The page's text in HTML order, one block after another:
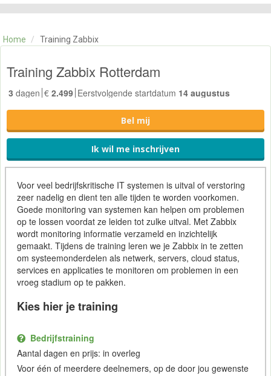
CATEGORIE
OVER ONS
SKILLS ALCHEMIST
Home / Training Zabbix
Training Zabbix Rotterdam
3 dagen € 2.499 Eerstvolgende startdatum 14 augustus
Bel mij
Ik wil me inschrijven
Voor veel bedrijfskritische IT systemen is uitval of verstoring
zeer nadelig en dient ten alle tijden te worden voorkomen.
Goede monitoring van systemen kan helpen om problemen
op te lossen voordat ze leiden tot zulke uitval. Met Zabbix
wordt monitoring informatie verzameld en inzichtelijk
gemaakt. Tijdens de training leren we je Zabbix in te zetten
om systeemonderdelen als netwerk, servers, cloud status,
services en applicaties te monitoren om problemen in een
vroeg stadium op te pakken.
Kies hier je training
Bedrijfstraining
Aantal dagen en prijs: in overleg
Voor één of meerdere deelnemers, op de door jou gewenste